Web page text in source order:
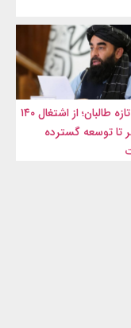
کارنامه تازه طالبان؛ از اشتغال ۱۴۰
تا توسعه گسترده